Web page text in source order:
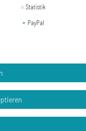
Pin rot
Statistik
PayPal